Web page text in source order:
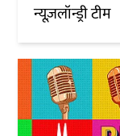
न्यूज़लॉन्ड्री टीम